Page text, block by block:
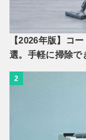
【2026年版】コ
選。手軽に掃除で
2